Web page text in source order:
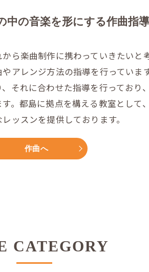
中の音楽を形にする作曲指導
から楽曲制作に携わっていきたい
やアレンジ方法の指導を行ってい
、それに合わせた指導を行っており
す。都島に拠点を構える教室とし
レッスンを提供しております。
作曲へ
CATEGORY